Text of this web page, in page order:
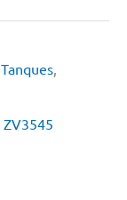
Tanques,
ZV3545